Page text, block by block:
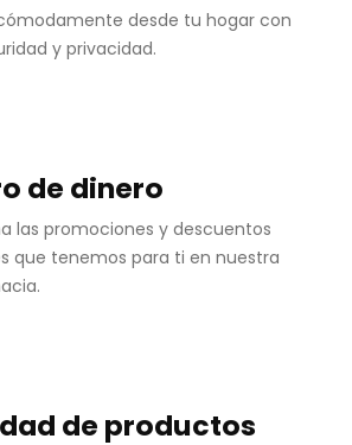
desde tu hogar con
y privacidad.
de dinero
las promociones y descuentos
que tenemos para ti en nuestra
de productos